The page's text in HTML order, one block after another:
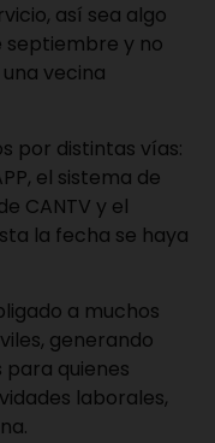
así sea algo
septiembre y no
vecina
por distintas vías:
el sistema de
CANTV y el
la fecha se haya
a muchos
generando
quienes
laborales,